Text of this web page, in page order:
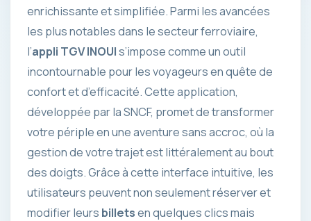
enrichissante et simplifiée. Parmi les avancées
les plus notables dans le secteur ferroviaire,
l’appli TGV INOUIs’impose comme un outil
incontournable pour les voyageurs en quête de
confort et d’efficacité. Cette application,
développée par la SNCF, promet de transformer
votre périple en une aventure sans accroc, où la
gestion de votre trajet est littéralement au bout
des doigts. Grâce à cette interface intuitive, les
utilisateurs peuvent non seulement réserver et
modifier leurs billetsen quelques clics mais